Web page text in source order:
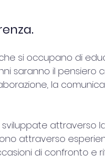
si occupano di
saranno il pensiero
la
attraverso
attraverso
di confronto e